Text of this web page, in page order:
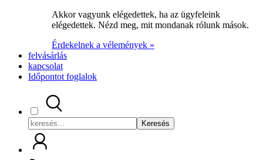
Akkor vagyunk elégedettek, ha az ügyfeleink
elégedettek. Nézd meg, mit mondanak rólunk mások.
Érdekelnek a vélemények »
felvásárlás
kapcsolat
Időpontot foglalok
Keresés